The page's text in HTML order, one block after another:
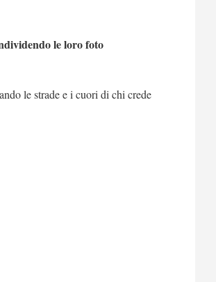
le loro foto
le strade e i cuori di chi crede